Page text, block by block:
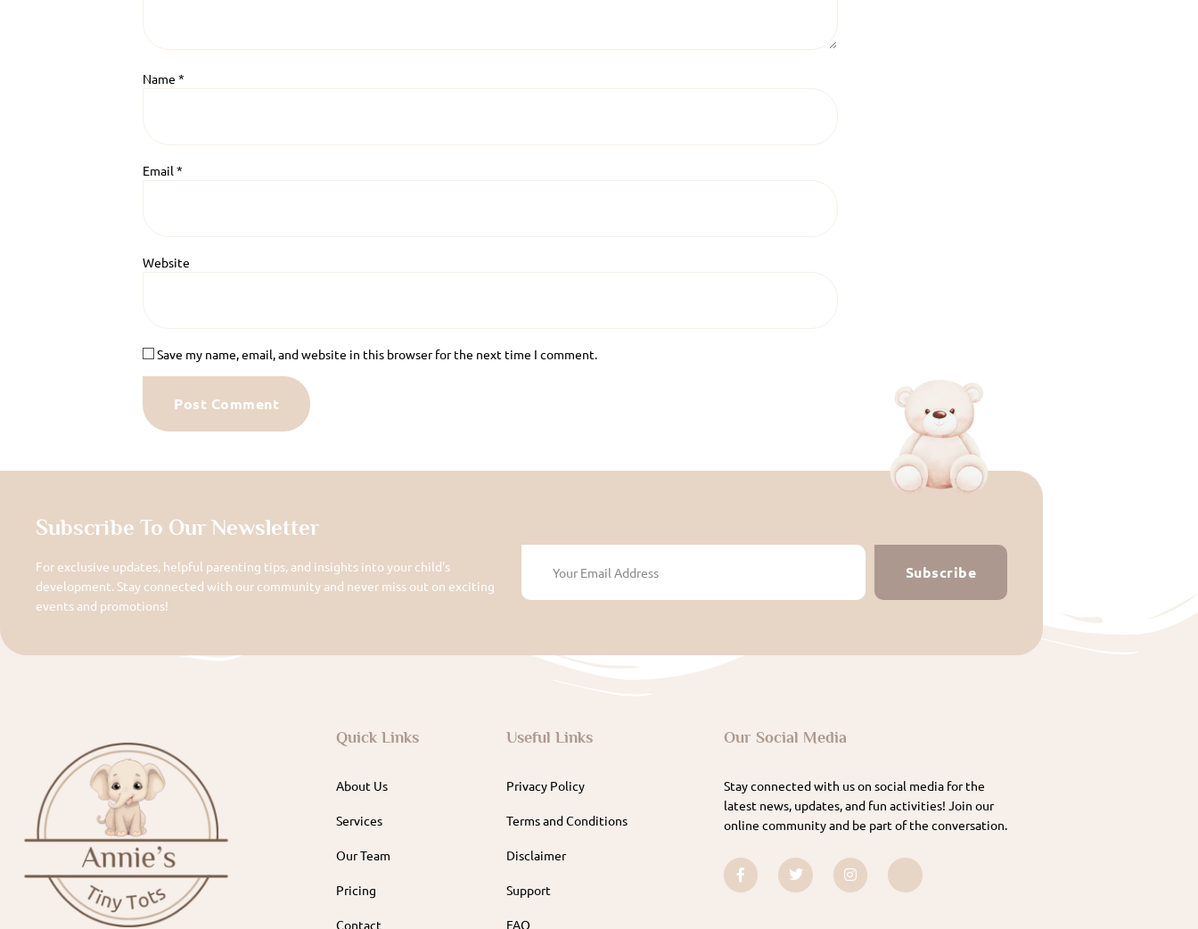
Name *
Email *
Website
Save my name, email, and website in this browser for the next time I comment.
Subscribe To Our Newsletter
For exclusive updates, helpful parenting tips, and insights into your child's
development. Stay connected with our community and never miss out on exciting
events and promotions!
Subscribe
Quick Links
About Us
Services
Our Team
Pricing
Contact
Useful Links
Privacy Policy
Terms and Conditions
Disclaimer
Support
FAQ
Our Social Media
Stay connected with us on social media for the
latest news, updates, and fun activities! Join our
online community and be part of the conversation.